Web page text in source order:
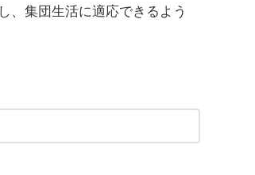
、集団生活に適応できるよう